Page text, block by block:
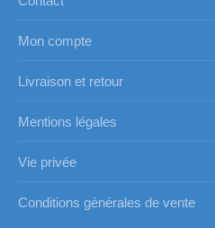
Mon compte
Livraison et retour
Mentions légales
Vie privée
Conditions générales de vente